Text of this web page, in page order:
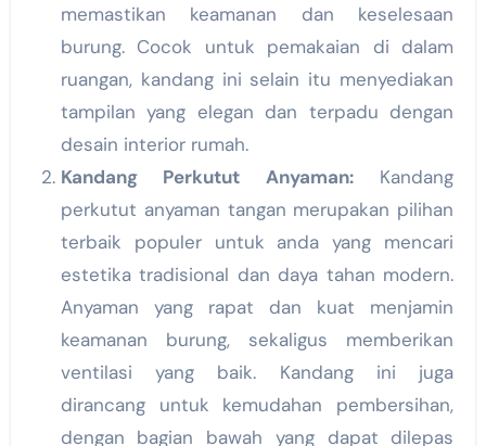
memastikan keamanan dan keselesaan
burung. Cocok untuk pemakaian di dalam
ruangan, kandang ini selain itu menyediakan
tampilan yang elegan dan terpadu dengan
desain interior rumah.
Kandang Perkutut Anyaman:Kandang
perkutut anyaman tangan merupakan pilihan
terbaik populer untuk anda yang mencari
estetika tradisional dan daya tahan modern.
Anyaman yang rapat dan kuat menjamin
keamanan burung, sekaligus memberikan
ventilasi yang baik. Kandang ini juga
dirancang untuk kemudahan pembersihan,
dengan bagian bawah yang dapat dilepas